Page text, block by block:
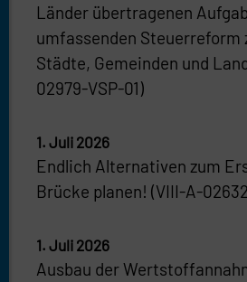
Länder übertragenen
umfassenden Steuerreform
Städte, Gemeinden und
02979-VSP-01)
Endlich Alternativen zum
Brücke planen! (VIII-A-
1. Juli 2026
Ausbau der
1. Juli 2026